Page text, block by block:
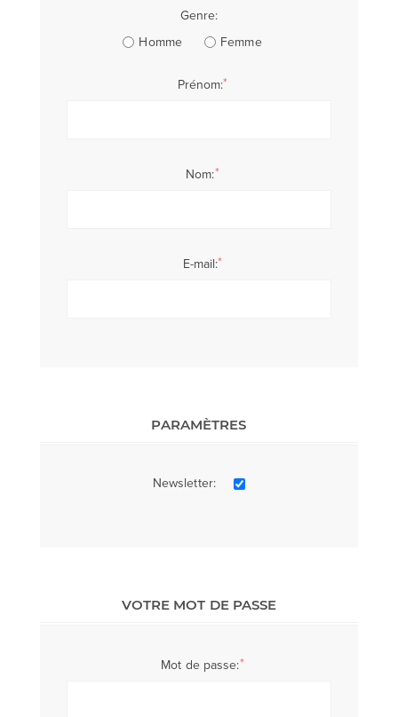
Genre:
Homme
Femme
Prénom:*
Nom:*
E-mail:*
PARAMÈTRES
Newsletter:
VOTRE MOT DE PASSE
Mot de passe:*